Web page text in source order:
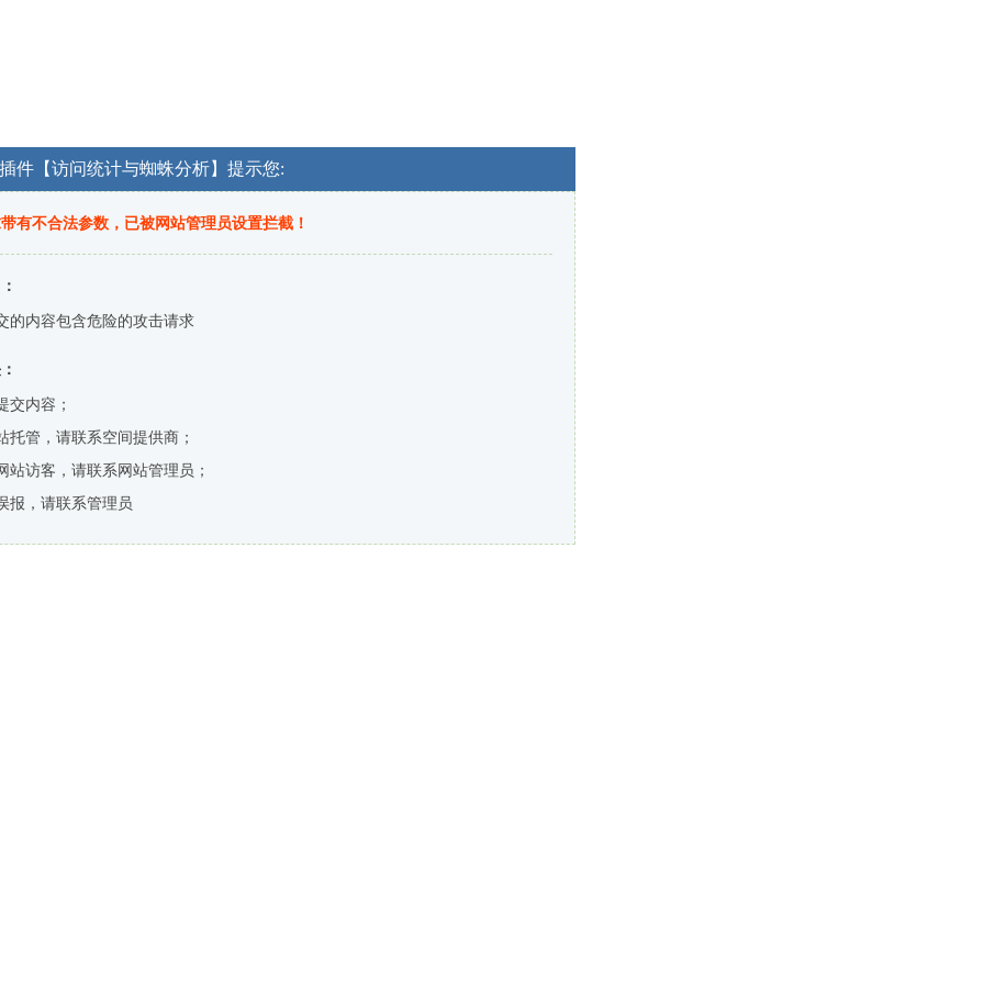
件【访问统计与蜘蛛分析】提示您:
有不合法参数，已被网站管理员设置拦截！
的内容包含危险的攻击请求
交内容；
托管，请联系空间提供商；
站访客，请联系网站管理员；
报，请联系管理员